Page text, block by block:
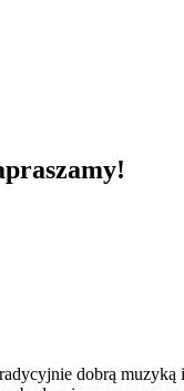
dobrą